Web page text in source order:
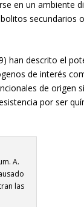
en un ambiente
secundarios
han descrito el
de interés
de origen
por ser
A.
las